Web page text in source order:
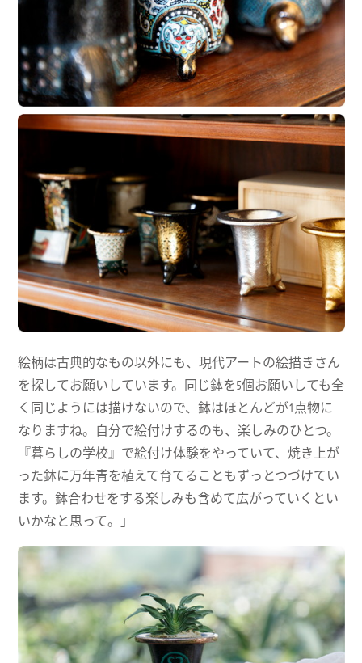
絵柄は古典的なもの以外にも、現代アートの絵描きさん
を探してお願いしています。同じ鉢を5個お願いしても全
く同じようには描けないので、鉢はほとんどが1点物に
なりますね。自分で絵付けするのも、楽しみのひとつ。
『暮らしの学校』で絵付け体験をやっていて、焼き上が
った鉢に万年青を植えて育てることもずっとつづけてい
ます。鉢合わせをする楽しみも含めて広がっていくとい
いかなと思って。」